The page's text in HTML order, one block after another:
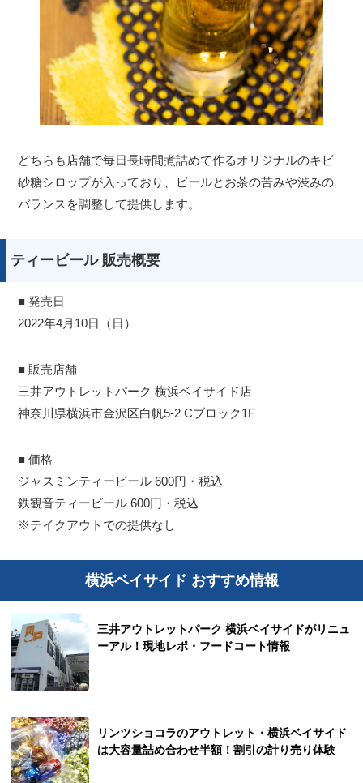
どちらも店舗で毎日長時間煮詰めて作るオリジナルのキビ
砂糖シロップが入っており、ビールとお茶の苦みや渋みの
バランスを調整して提供します。
ティービール 販売概要
■ 発売日
2022年4月10日（日）
■ 販売店舗
三井アウトレットパーク 横浜ベイサイド店
神奈川県横浜市金沢区白帆5-2 Cブロック1F
■ 価格
ジャスミンティービール 600円・税込
鉄観音ティービール 600円・税込
※テイクアウトでの提供なし
横浜ベイサイド おすすめ情報
三井アウトレットパーク 横浜ベイサイドがリニュ
ーアル！現地レポ・フードコート情報
リンツショコラのアウトレット・横浜ベイサイド
は大容量詰め合わせ半額！割引の計り売り体験